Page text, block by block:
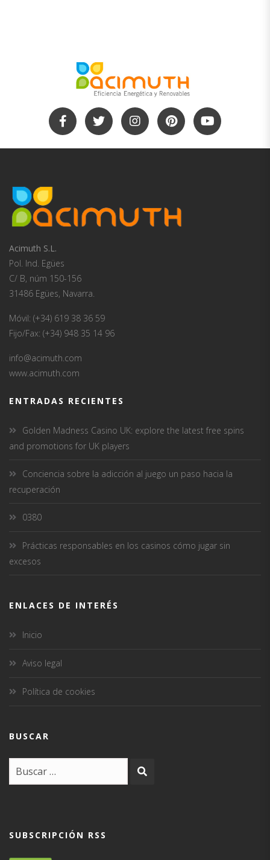
Acimuth S.L.
Pol. Ind. Egües
C/ B, núm 150-156
31486 Egües, Navarra.
Móvil: (+34) 619 38 36 59
Fijo/Fax: (+34) 948 35 14 96
info@acimuth.com
www.acimuth.com
ENTRADAS RECIENTES
Golden Madness Casino UK: explore the latest free spins
and promotions for UK players
Conciencia sobre la adicción al juego un paso hacia la
recuperación
0380
Prácticas responsables en los casinos cómo jugar sin
excesos
ENLACES DE INTERÉS
Inicio
Aviso legal
Política de cookies
BUSCAR
SUBSCRIPCIÓN RSS